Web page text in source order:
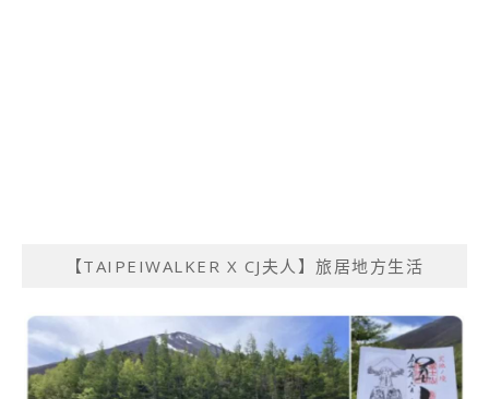
【TAIPEIWALKER X CJ夫人】旅居地方生活